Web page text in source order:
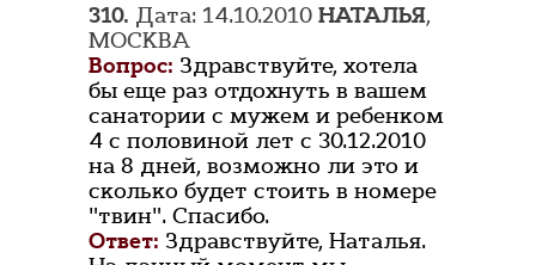
310. Дата: 14.10.2010 НАТАЛЬЯ,
МОСКВА
Вопрос: Здравствуйте, хотела
бы еще раз отдохнуть в вашем
санатории с мужем и ребенком
4 с половиной лет с 30.12.2010
на 8 дней, возможно ли это и
сколько будет стоить в номере
"твин". Спасибо.
Ответ: Здравствуйте, Наталья.